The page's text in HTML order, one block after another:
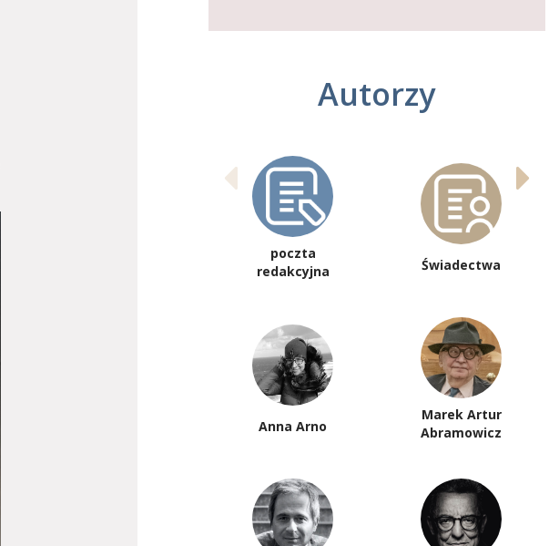
Autorzy
poczta
redakcyjna
Świadectwa
Anna Arno
Marek Artur
Abramowicz